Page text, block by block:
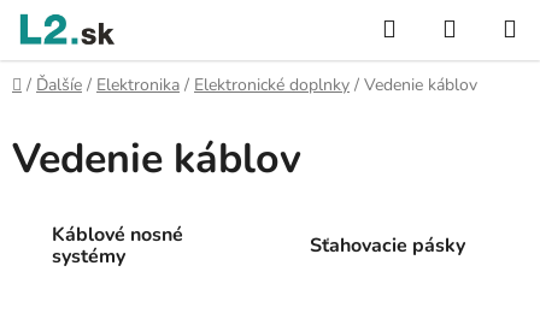
Prejsť
obsah
Hľadať
KOŠÍK
Domov
/ Ďalšíe / Elektronika / Elektronické doplnky / Vedenie káblov
Vedenie káblov
Káblové nosné
systémy
Sťahovacie pásky